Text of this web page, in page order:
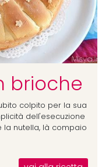
brioche
colpito per la sua
dell'esecuzione
la nutella, là compaio